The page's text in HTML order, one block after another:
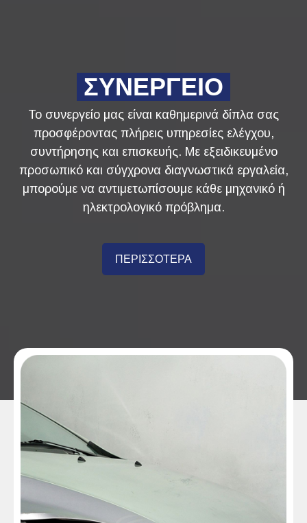
ΣΥΝΕΡΓΕΙΟ
Το συνεργείο μας είναι καθημερινά δίπλα σας
προσφέροντας πλήρεις υπηρεσίες ελέγχου,
συντήρησης και επισκευής. Με εξειδικευμένο
προσωπικό και σύγχρονα διαγνωστικά εργαλεία,
μπορούμε να αντιμετωπίσουμε κάθε μηχανικό ή
ηλεκτρολογικό πρόβλημα.
ΠΕΡΙΣΣΟΤΕΡΑ